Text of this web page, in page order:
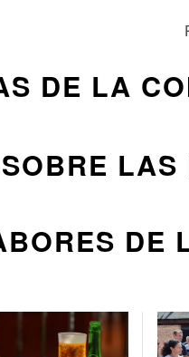
DE LA
DE